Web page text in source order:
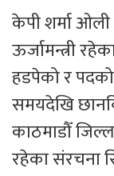
केपी शर्मा
ऊर्जामन्त्री
हडपेको र
समयदेखि
काठमाडौँ
रहेका संरचना